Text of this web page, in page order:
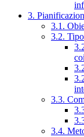
3.
3.1.
3.2.
3.3.
3.4.